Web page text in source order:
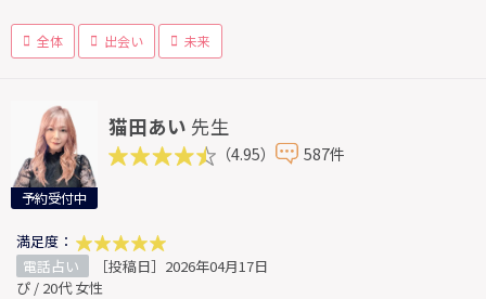
全体 出会い 未来
予約受付中
猫田あい 先生
（4.95） 587件
満足度：
電話占い
［投稿日］2026年04月17日
ぴ / 20代 女性